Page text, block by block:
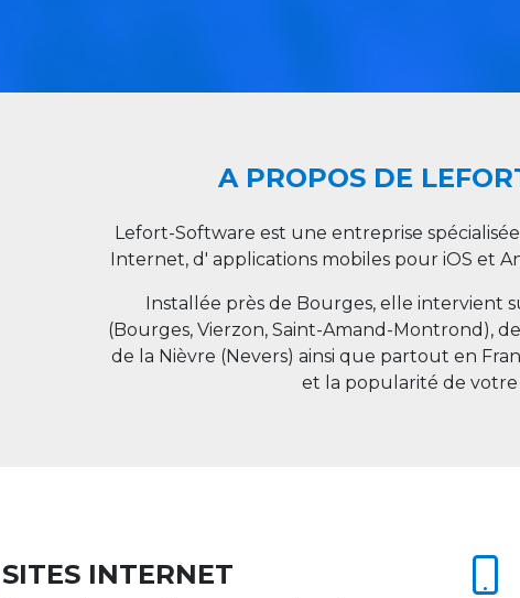
A PROPOS DE
Lefort-Software est une entreprise
Internet, d' applications mobiles pour iOS et
Installée près de Bourges, elle intervient
(Bourges, Vierzon, Saint-Amand-Montrond),
de la Nièvre (Nevers) ainsi que partout en
et la popularité de votre
SITES INTERNET